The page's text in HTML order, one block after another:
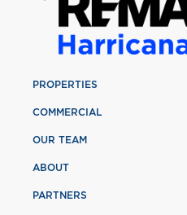
PROPERTIES
COMMERCIAL
OUR TEAM
ABOUT
PARTNERS